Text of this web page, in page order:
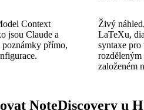
Context
jsou Claude a
poznámky přímo,
Živý
LaTeXu,
syntaxe pro
rozděleným
založeném
NoteDiscovery u